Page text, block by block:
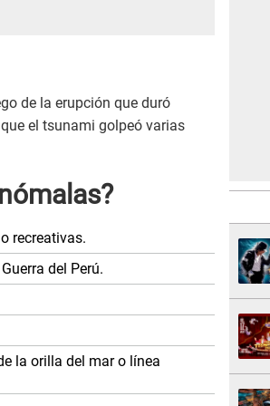
de la erupción que duró
el tsunami golpeó varias
recreativas.
del Perú.
la orilla del mar o línea